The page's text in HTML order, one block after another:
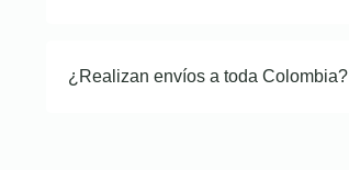
¿Realizan envíos a toda Colombia?